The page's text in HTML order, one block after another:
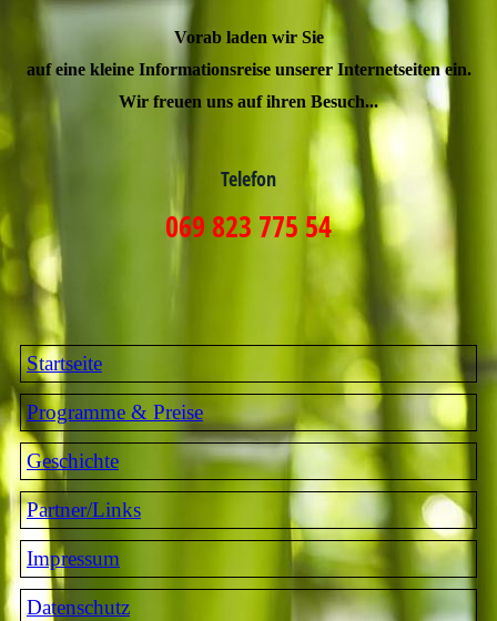
Vorab laden wir Sie
auf eine kleine Informationsreise unserer Internetseiten ein.
Wir freuen uns auf ihren Besuch...
Telefon
069 823 775 54
Startseite
Programme & Preise
Geschichte
Partner/Links
Impressum
Datenschutz